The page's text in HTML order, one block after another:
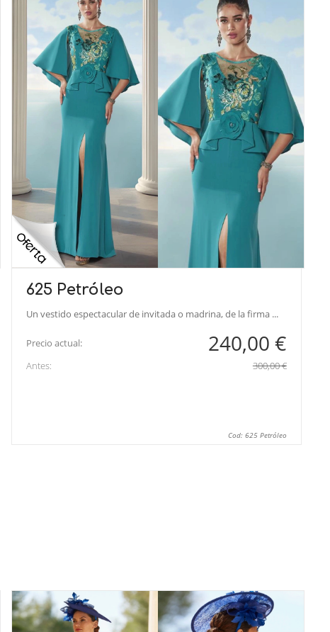
625 Petróleo
Un vestido espectacular de invitada o madrina, de la firma ...
Precio actual: 240,00 €
Antes: 300,00 €
Cod: 625 Petróleo